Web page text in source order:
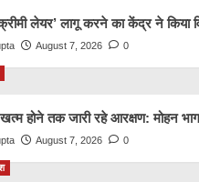
लेयर’ लागू करने का केंद्र ने किया
August 7, 2026 0
होने तक जारी रहे आरक्षण: मोहन
August 7, 2026 0